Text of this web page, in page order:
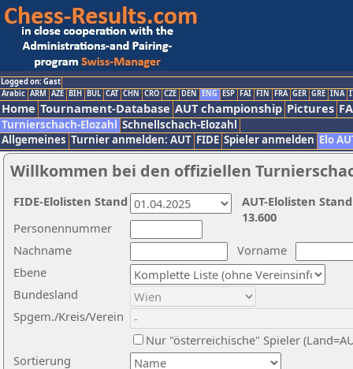
Logged on: Gast
Arabic ARM AZE BIH BUL CAT CHN CRO CZE DEN ENG ESP FAI FIN FRA GER GRE INA
Home Tournament-Database AUT championship Pictures
Turnierschach-Elozahl Schnellschach-Elozahl
Allgemeines Turnier anmelden: AUT FIDE Spieler anmelden Elo
Willkommen bei den offiziellen
Nachname
Vorname
Ebene
Sortierung
Personennummer
Bundesland
Spgem./Kreis/Verein
Nur "österreichische" Spieler
AUT-Elolisten
13.600
FIDE-Elolisten Stand